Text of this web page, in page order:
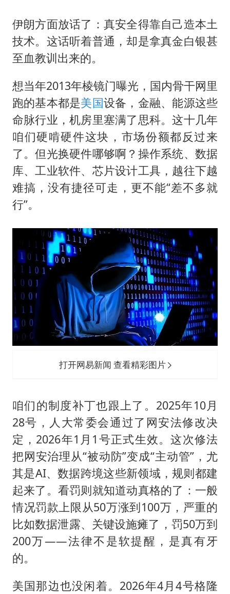
伊朗方面放话了：真安全得靠自己造本土
技术。这话听着普通，却是拿真金白银甚
至血教训出来的。
想当年2013年棱镜门曝光，国内骨干网里
跑的基本都是美国设备，金融、能源这些
命脉行业，机房里塞满了思科。这十几年
咱们硬啃硬件这块，市场份额都反过来
了。但光换硬件哪够啊？操作系统、数据
库、工业软件、芯片设计工具，越往下越
难搞，没有捷径可走，更不能“差不多就
行”。
打开网易新闻 查看精彩图片
咱们的制度补丁也跟上了。2025年10月
28号，人大常委会通过了网安法修改决
定，2026年1月1号正式生效。这次修法
把网安治理从“被动防”变成“主动管”，尤
其是AI、数据跨境这些新领域，规则都建
起来了。看罚则就知道动真格的了：一般
情况罚款上限从50万涨到100万，严重的
比如数据泄露、关键设施瘫了，罚50万到
200万——法律不是软提醒，是真有牙
的。
美国那边也没闲着。2026年4月4号格隆